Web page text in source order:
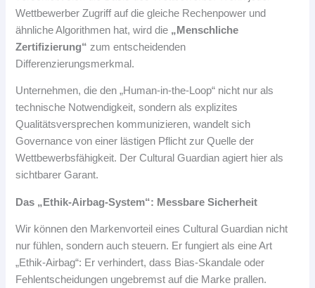
Wettbewerber Zugriff auf die gleiche Rechenpower und
ähnliche Algorithmen hat, wird die „Menschliche
Zertifizierung“ zum entscheidenden
Differenzierungsmerkmal.
Unternehmen, die den „Human-in-the-Loop“ nicht nur als
technische Notwendigkeit, sondern als explizites
Qualitätsversprechen kommunizieren, wandelt sich
Governance von einer lästigen Pflicht zur Quelle der
Wettbewerbsfähigkeit. Der Cultural Guardian agiert hier als
sichtbarer Garant.
Das „Ethik-Airbag-System“: Messbare Sicherheit
Wir können den Markenvorteil eines Cultural Guardian nicht
nur fühlen, sondern auch steuern. Er fungiert als eine Art
„Ethik-Airbag“: Er verhindert, dass Bias-Skandale oder
Fehlentscheidungen ungebremst auf die Marke prallen.